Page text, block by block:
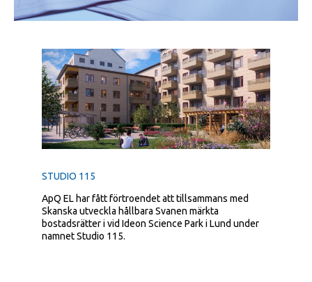
STUDIO 115
ApQ EL har fått förtroendet att tillsammans med
Skanska utveckla hållbara Svanen märkta
bostadsrätter i vid Ideon Science Park i Lund under
namnet Studio 115.